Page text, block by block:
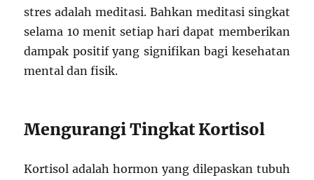
stres adalah meditasi. Bahkan meditasi singkat
selama 10 menit setiap hari dapat memberikan
dampak positif yang signifikan bagi kesehatan
mental dan fisik.
Mengurangi Tingkat Kortisol
Kortisol adalah hormon yang dilepaskan tubuh